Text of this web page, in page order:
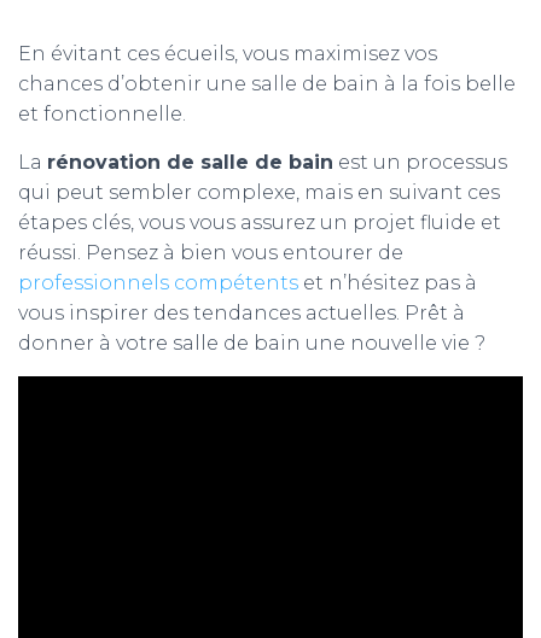
En évitant ces écueils, vous maximisez vos
chances d’obtenir une salle de bain à la fois belle
et fonctionnelle.
La rénovation de salle de bain est un processus
qui peut sembler complexe, mais en suivant ces
étapes clés, vous vous assurez un projet fluide et
réussi. Pensez à bien vous entourer de
professionnels compétents et n’hésitez pas à
vous inspirer des tendances actuelles. Prêt à
donner à votre salle de bain une nouvelle vie ?